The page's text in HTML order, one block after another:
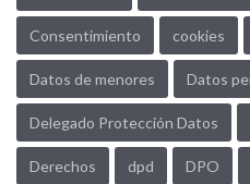
Consentimiento cookies
Datos de menores Datos
Delegado Protección Datos
Derechos dpd DPO